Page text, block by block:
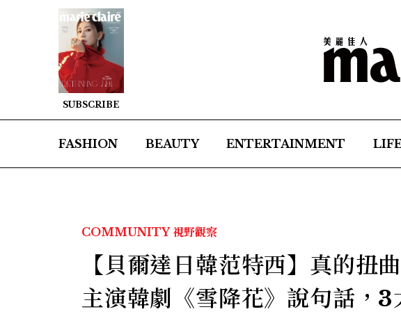
SUBSCRIBE
FASHION BEAUTY ENTERTAINMENT
COMMUNITY 視野觀察
【貝爾達日韓范特西】真的扭
主演韓劇《雪降花》說句話，3